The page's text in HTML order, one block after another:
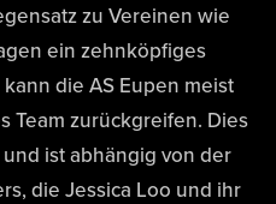
zu Vereinen wie
ein zehnköpfiges
die AS Eupen meist
Team zurückgreifen. Dies
ist abhängig von der
die Jessica Loo und ihr